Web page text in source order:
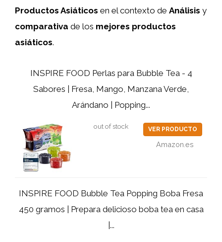
Productos Asiáticos en el contexto de Análisis y
comparativa de los mejores productos
asiáticos.
INSPIRE FOOD Perlas para Bubble Tea - 4
Sabores | Fresa, Mango, Manzana Verde,
Arándano | Popping...
out of stock VER PRODUCTO
Amazon.es
INSPIRE FOOD Bubble Tea Popping Boba Fresa
450 gramos | Prepara delicioso boba tea en casa
|...